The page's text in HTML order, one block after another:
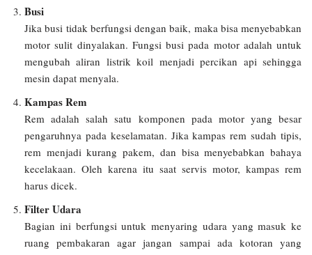
Busi
Jika busi tidak berfungsi dengan baik, maka bisa menyebabkan
motor sulit dinyalakan. Fungsi busi pada motor adalah untuk
mengubah aliran listrik koil menjadi percikan api sehingga
mesin dapat menyala.
Kampas Rem
Rem adalah salah satu komponen pada motor yang besar
pengaruhnya pada keselamatan. Jika kampas rem sudah tipis,
rem menjadi kurang pakem, dan bisa menyebabkan bahaya
kecelakaan. Oleh karena itu saat servis motor, kampas rem
harus dicek.
Filter Udara
Bagian ini berfungsi untuk menyaring udara yang masuk ke
ruang pembakaran agar jangan sampai ada kotoran yang